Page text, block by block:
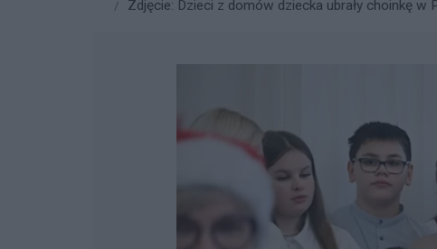
Zdjęcie: Dzieci z domów dziecka ubrały choinkę w